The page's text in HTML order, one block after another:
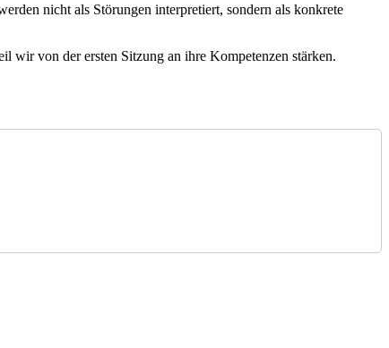
nicht als Störungen interpretiert, sondern als konkrete
wir von der ersten Sitzung an ihre Kompetenzen stärken.